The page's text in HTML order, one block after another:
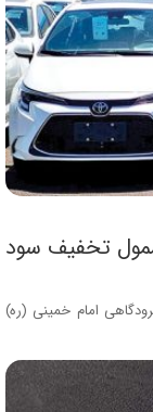
تخفیف سود
منطقه آزاد شهر فرودگاهی امام خمینی (ره)